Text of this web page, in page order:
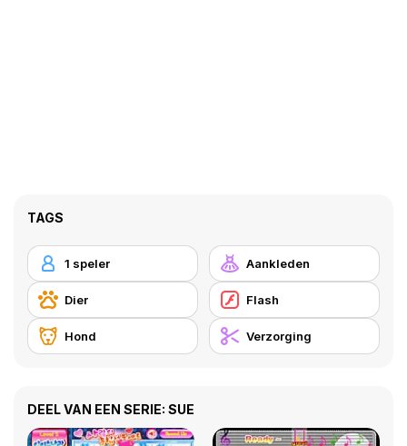
TAGS
1 speler Aankleden
Dier Flash
Hond Verzorging
DEEL VAN EEN SERIE: SUE